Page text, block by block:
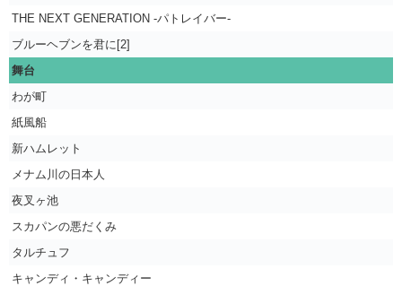
THE NEXT GENERATION -パトレイバー-
ブルーヘブンを君に[2]
舞台
わが町
紙風船
新ハムレット
メナム川の日本人
夜叉ヶ池
スカパンの悪だくみ
タルチュフ
キャンディ・キャンディー